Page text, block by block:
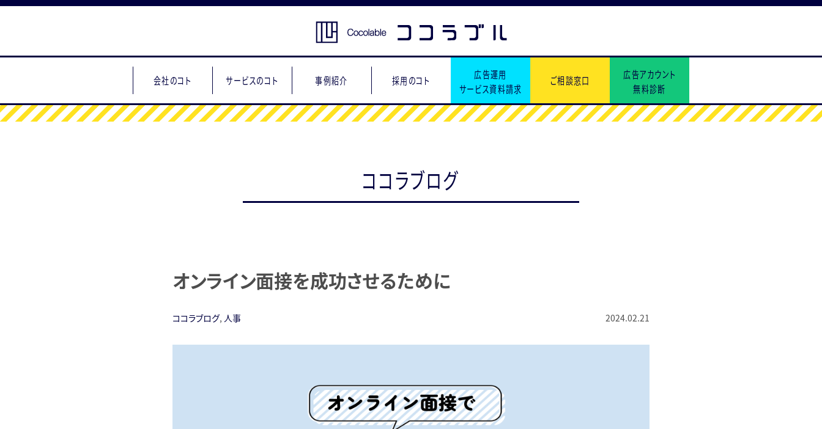
会社のコト サービスのコト 事例紹介 採用のコト
広告運用
サービス資料請求
ご相談窓口
広告アカウント
無料診断
ココラブログ
オンライン面接を成功させるために
ココラブログ, 人事 2024.02.21